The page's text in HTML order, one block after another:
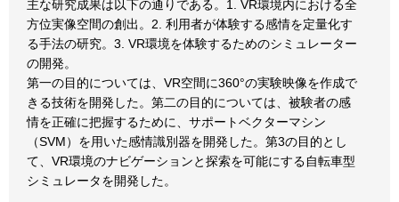
主な研究成果は以下の通りである。1. VR環境内における全
方位実像空間の創出。2. 利用者が体験する感情を定量化す
る手法の研究。3. VR環境を体験するためのシミュレーター
の開発。
第一の目的については、VR空間に360°の実験映像を作成で
きる技術を開発した。第二の目的については、被験者の感
情を正確に把握するために、サポートベクターマシン
（SVM）を用いた感情識別器を開発した。第3の目的とし
て、VR環境のナビゲーションと探索を可能にする自転車型
シミュレータを開発した。